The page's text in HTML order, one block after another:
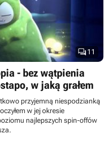
11
- bez wątpienia
w jaką grałem
przyjemną niespodzianką
w jej okresie
najlepszych spin-offów